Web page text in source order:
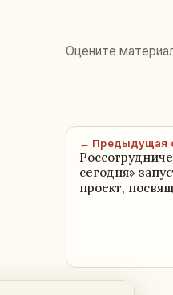
Оцените
← Предыдущая
сегодня»
проект,